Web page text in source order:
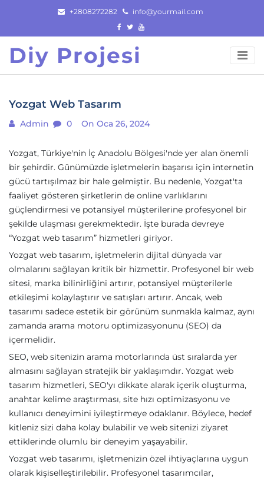
content
+2808272282 info@yourmail.com
Diy Projesi
Yozgat Web Tasarım
Admin 0 On Oca 26, 2024
Yozgat, Türkiye'nin İç Anadolu Bölgesi'nde yer alan önemli
bir şehirdir. Günümüzde işletmelerin başarısı için internetin
gücü tartışılmaz bir hale gelmiştir. Bu nedenle, Yozgat'ta
faaliyet gösteren şirketlerin de online varlıklarını
güçlendirmesi ve potansiyel müşterilerine profesyonel bir
şekilde ulaşması gerekmektedir. İşte burada devreye
“Yozgat web tasarım” hizmetleri giriyor.
Yozgat web tasarım, işletmelerin dijital dünyada var
olmalarını sağlayan kritik bir hizmettir. Profesyonel bir web
sitesi, marka bilinirliğini artırır, potansiyel müşterilerle
etkileşimi kolaylaştırır ve satışları artırır. Ancak, web
tasarımı sadece estetik bir görünüm sunmakla kalmaz, aynı
zamanda arama motoru optimizasyonunu (SEO) da
içermelidir.
SEO, web sitenizin arama motorlarında üst sıralarda yer
almasını sağlayan stratejik bir yaklaşımdır. Yozgat web
tasarım hizmetleri, SEO'yı dikkate alarak içerik oluşturma,
anahtar kelime araştırması, site hızı optimizasyonu ve
kullanıcı deneyimini iyileştirmeye odaklanır. Böylece, hedef
kitleniz sizi daha kolay bulabilir ve web sitenizi ziyaret
ettiklerinde olumlu bir deneyim yaşayabilir.
Yozgat web tasarımı, işletmenizin özel ihtiyaçlarına uygun
olarak kişiselleştirilebilir. Profesyonel tasarımcılar,